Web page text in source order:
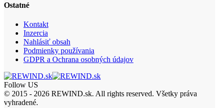
Ostatné
Kontakt
Inzercia
Nahlásiť obsah
Podmienky používania
GDPR a Ochrana osobných údajov
Follow US
© 2015 - 2026 REWIND.sk. All rights reserved. Všetky práva
vyhradené.